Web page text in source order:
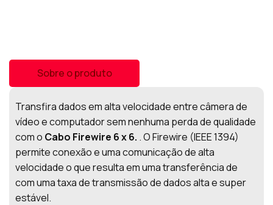
Sobre o produto
Transfira dados em alta velocidade entre câmera de
vídeo e computador sem nenhuma perda de qualidade
com o Cabo Firewire 6 x 6. . O Firewire (IEEE 1394)
permite conexão e uma comunicação de alta
velocidade o que resulta em uma transferência de
com uma taxa de transmissão de dados alta e super
estável.